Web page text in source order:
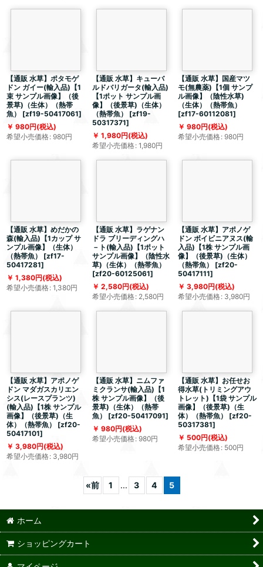
【通販 水草】ポタモゲ
ドン ガイー(輸入品)【1
束 サンプル画像】（後
景草)（生体）（熱帯
魚）
[zf19-50417061]
980円(税込)
希望小売価格: 980円
【通販 水草】キューバ
ルドバリガータ(輸入品)
【1ポット サンプル画
像】（後景草)（生体）
（熱帯魚）
[zf19-
50317371]
1,980円(税込)
希望小売価格: 1,980円
【通販 水草】国産マツ
モ(無農薬)【1個 サンプ
ル画像】（陰性水草)
（生体）（熱帯魚）
[zf17-60112081]
980円(税込)
希望小売価格: 980円
【通販 水草】めだかの
森(輸入品)【1カップ サ
ンプル画像】（生体）
（熱帯魚）
[zf17-
50417281]
1,380円(税込)
希望小売価格: 1,380円
【通販 水草】ラゲナン
ドラ ブリーディングハ
－ト(輸入品)【1ポット
サンプル画像】（陰性水
草)（生体）（熱帯魚）
[zf20-60125061]
2,580円(税込)
希望小売価格: 2,580円
【通販 水草】アポノゲ
ドン ボイビニアヌス(輸
入品)【1株 サンプル画
像】（後景草)（生体）
（熱帯魚）
[zf20-
50417111]
3,980円(税込)
希望小売価格: 3,980円
【通販 水草】アポノゲ
ドン マダガスカリエン
シス(レースプランツ)
(輸入品)【1株 サンプル
画像】（後景草)（生
体）（熱帯魚）
[zf20-
50417101]
3,980円(税込)
希望小売価格: 3,980円
【通販 水草】ニムファ
ミクランサ(輸入品)【1
株 サンプル画像】（後
景草)（生体）（熱帯
魚）
[zf20-50417091]
980円(税込)
希望小売価格: 980円
【通販 水草】お任せお
得水草(トリミングアウ
トレット)【1袋 サンプル
画像】（後景草)（生
体）（熱帯魚）
[zf20-
50317381]
500円(税込)
希望小売価格: 500円
«前 1 ... 3 4 5
ホーム
ショッピングカート